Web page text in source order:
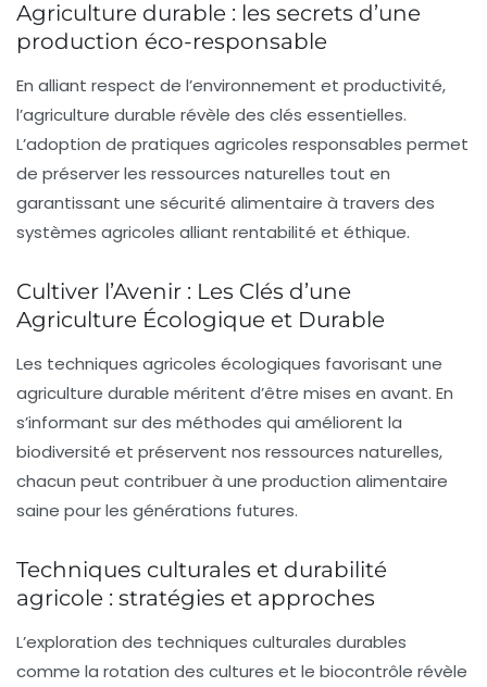
Agriculture durable : les secrets d’une
production éco-responsable
En alliant respect de l’environnement et productivité,
l’agriculture durable révèle des clés essentielles.
L’adoption de pratiques agricoles responsables permet
de préserver les ressources naturelles tout en
garantissant une sécurité alimentaire à travers des
systèmes agricoles alliant rentabilité et éthique.
Cultiver l’Avenir : Les Clés d’une
Agriculture Écologique et Durable
Les techniques agricoles écologiques favorisant une
agriculture durable méritent d’être mises en avant. En
s’informant sur des méthodes qui améliorent la
biodiversité et préservent nos ressources naturelles,
chacun peut contribuer à une production alimentaire
saine pour les générations futures.
Techniques culturales et durabilité
agricole : stratégies et approches
L’exploration des techniques culturales durables
comme la rotation des cultures et le biocontrôle révèle